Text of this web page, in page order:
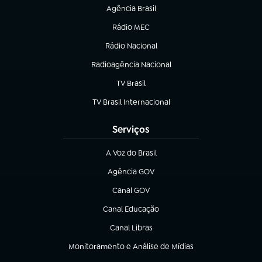
Agência Brasil
(abre em nova aba)
Rádio MEC
Rádio Nacional
(abre em nova aba)
Radioagência Nacional
(abre em nova aba)
TV Brasil
(abre em nova aba)
TV Brasil Internacional
(abre em nova aba)
Serviços
A Voz do Brasil
(abre em nova aba)
Agência GOV
(abre em nova aba)
Canal GOV
(abre em nova aba)
Canal Educação
(abre em nova aba)
Canal Libras
(abre em nova aba)
Monitoramento e Análise de Mídias
(abre em nova aba)